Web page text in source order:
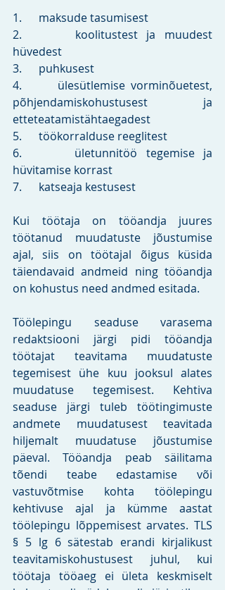
1.      maksude tasumisest
2.      koolitustest ja muudest
hüvedest
3.      puhkusest
4.      ülesütlemise vorminõuetest,
põhjendamiskohustusest ja
etteteatamistähtaegadest
5.      töökorralduse reeglitest
6.      ületunnitöö tegemise ja
hüvitamise korrast
7.      katseaja kestusest
Kui töötaja on tööandja juures
töötanud muudatuste jõustumise
ajal, siis on töötajal õigus küsida
täiendavaid andmeid ning tööandja
on kohustus need andmed esitada.
Töölepingu seaduse varasema
redaktsiooni järgi pidi tööandja
töötajat teavitama muudatuste
tegemisest ühe kuu jooksul alates
muudatuse tegemisest. Kehtiva
seaduse järgi tuleb töötingimuste
andmete muudatusest teavitada
hiljemalt muudatuse jõustumise
päeval. Tööandja peab säilitama
tõendi teabe edastamise või
vastuvõtmise kohta töölepingu
kehtivuse ajal ja kümme aastat
töölepingu lõppemisest arvates. TLS
§ 5 lg 6 sätestab erandi kirjalikust
teavitamiskohustusest juhul, kui
töötaja tööaeg ei ületa keskmiselt